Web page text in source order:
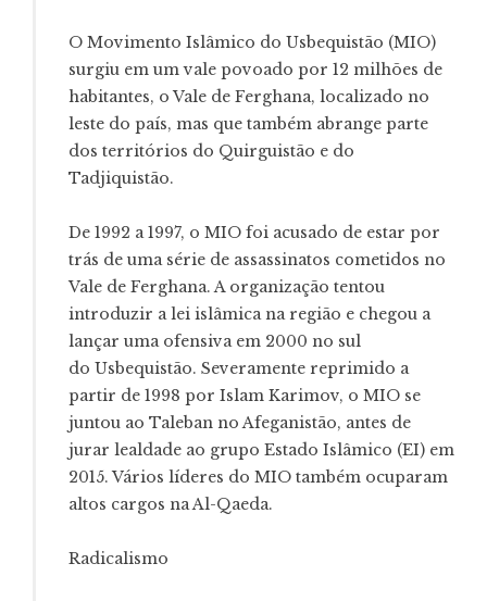
O Movimento Islâmico do Usbequistão (MIO)
surgiu em um vale povoado por 12 milhões de
habitantes, o Vale de Ferghana, localizado no
leste do país, mas que também abrange parte
dos territórios do Quirguistão e do
Tadjiquistão.
De 1992 a 1997, o MIO foi acusado de estar por
trás de uma série de assassinatos cometidos no
Vale de Ferghana. A organização tentou
introduzir a lei islâmica na região e chegou a
lançar uma ofensiva em 2000 no sul
do Usbequistão. Severamente reprimido a
partir de 1998 por Islam Karimov, o MIO se
juntou ao Taleban no Afeganistão, antes de
jurar lealdade ao grupo Estado Islâmico (EI) em
2015. Vários líderes do MIO também ocuparam
altos cargos na Al-Qaeda.
Radicalismo